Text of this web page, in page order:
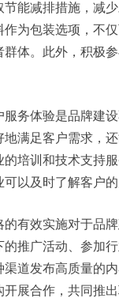
能减排措施，减
作为包装选项，不
群体。此外，积极
服务体验是品牌建
地满足客户需求，
的培训和技术支持
以及时了解客户
的有效实施对于品
的推广活动、参加
渠道发布高质量的
展合作，共同推